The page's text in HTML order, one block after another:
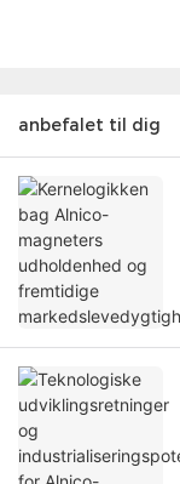
anbefalet til dig